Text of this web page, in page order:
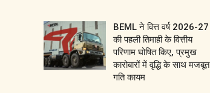
BEML ने वित्त वर्ष 2026-27
की पहली तिमाही के वित्तीय
परिणाम घोषित किए, प्रमुख
कारोबारों में वृद्धि के साथ मजबूत
गति कायम